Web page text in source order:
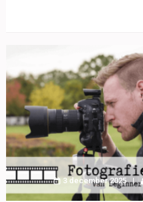
3 december 2025